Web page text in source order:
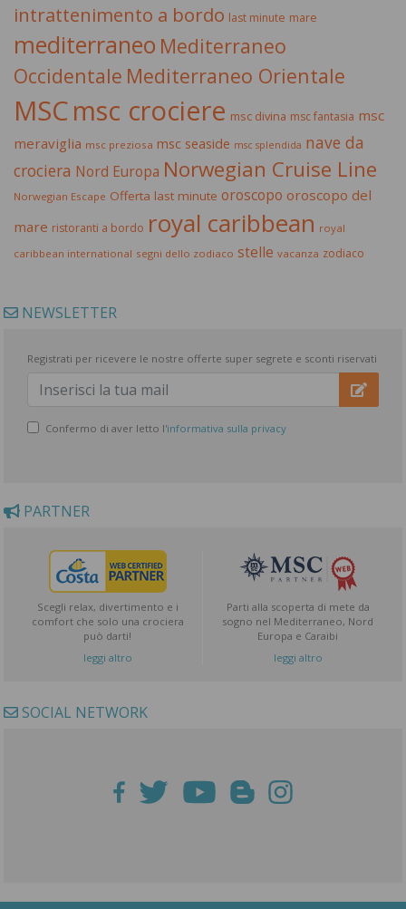
intrattenimento a bordo last minute mare
mediterraneo Mediterraneo
Occidentale Mediterraneo Orientale
MSCmsc crociere msc divina msc fantasia msc
meraviglia msc preziosa msc seaside msc splendida nave da
crociera Nord Europa Norwegian Cruise Line
Norwegian Escape Offerta last minute oroscopo oroscopo del
mare ristoranti a bordo royal caribbean royal
caribbean international segni dello zodiaco stelle vacanza zodiaco
NEWSLETTER
Registrati per ricevere le nostre offerte super segrete e sconti riservati
Confermo di aver letto l'informativa sulla privacy
PARTNER
Scegli relax, divertimento e i
comfort che solo una crociera
può darti!
leggi altro
Parti alla scoperta di mete da
sogno nel Mediterraneo, Nord
Europa e Caraibi
leggi altro
SOCIAL NETWORK